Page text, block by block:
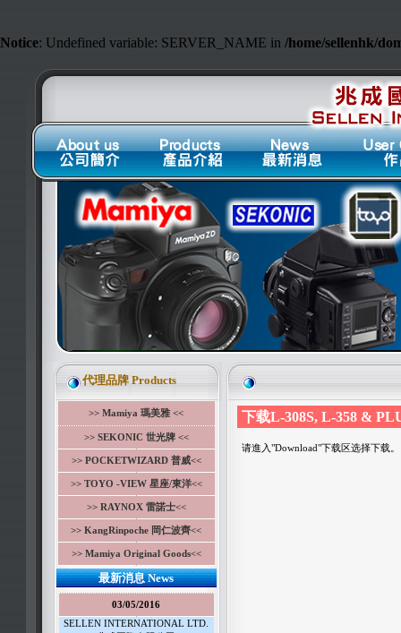
Notice: Undefined variable: SERVER_NAME in /home/sellenhk/
代理品牌 Products
>> Mamiya 瑪美雅 <<
>> SEKONIC 世光牌 <<
>> POCKETWIZARD 普威<<
>> TOYO -VIEW 星座/東洋<<
>> RAYNOX 雷諾士<<
>> KangRinpoche 岡仁波齊<<
>> Mamiya Original Goods<<
最新消息 News
03/05/2016
SELLEN INTERNATIONAL LTD.
下载L-308S, L-358 &
请進入"Download"下载区选择下载。